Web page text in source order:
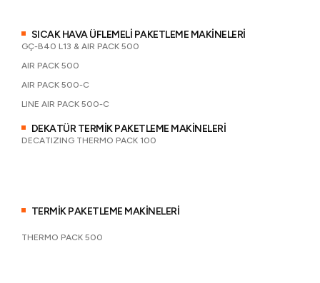
SICAK HAVA ÜFLEMELİ PAKETLEME MAKİNELERİ
GÇ-B40 L13 & AIR PACK 500
AIR PACK 500
AIR PACK 500-C
LINE AIR PACK 500-C
DEKATÜR TERMİK PAKETLEME MAKİNELERİ
DECATIZING THERMO PACK 100
TERMİK PAKETLEME MAKİNELERİ
THERMO PACK 500